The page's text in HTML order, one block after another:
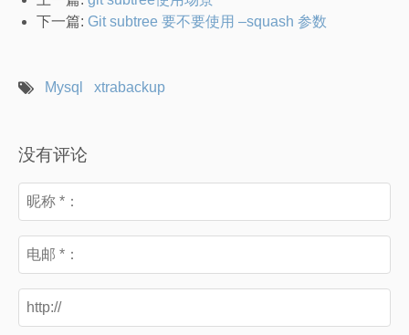
下一篇: Git subtree 要不要使用 –squash 参数
Mysql xtrabackup
没有评论